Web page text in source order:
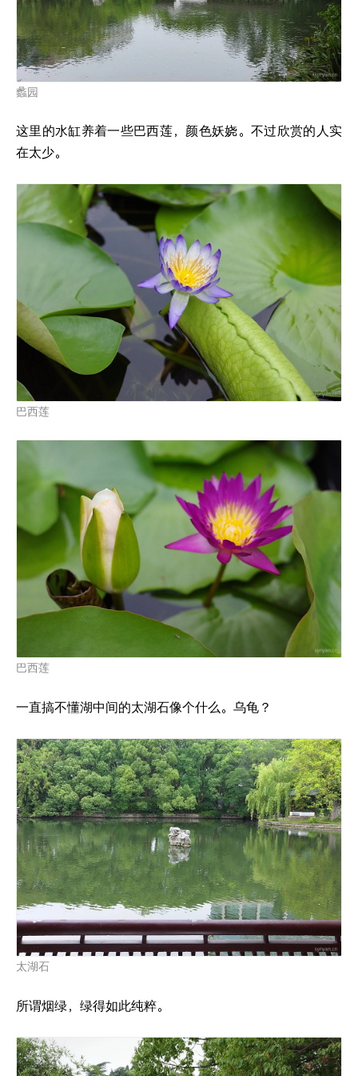
蠡园
这里的水缸养着一些巴西莲，颜色妖娆。不过欣赏的人实
在太少。
巴西莲
巴西莲
一直搞不懂湖中间的太湖石像个什么。乌龟？
太湖石
所谓烟绿，绿得如此纯粹。